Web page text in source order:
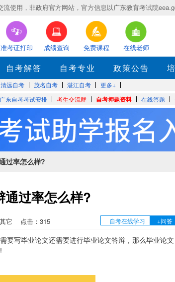
使用，非政府官方网站，官方信息以广东教育考试院
准考证打印 成绩查询 免费课程 在线老师
自考解答 自考专业 政策公告
清远自考 茂名自考 湛江自考 更多+
广东自考考试安排 考生交流群 自考押题资料 在线答题
过率怎么样?
通过率怎么样?
它 点击： 315 自考在线学习 +问答
写毕业论文还需要进行毕业论文答辩，那么毕业论文